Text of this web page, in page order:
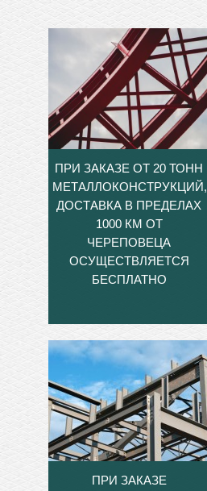
ПРИ ЗАКАЗЕ ОТ 20 ТОНН
МЕТАЛЛОКОНСТРУКЦИЙ,
ДОСТАВКА В ПРЕДЕЛАХ
1000 КМ ОТ
ЧЕРЕПОВЕЦА
ОСУЩЕСТВЛЯЕТСЯ
БЕСПЛАТНО
ПРИ ЗАКАЗЕ